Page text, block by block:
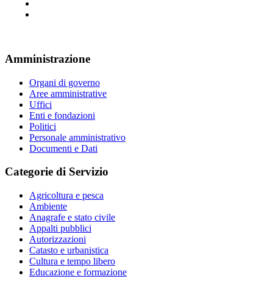
Amministrazione
Organi di governo
Aree amministrative
Uffici
Enti e fondazioni
Politici
Personale amministrativo
Documenti e Dati
Categorie di Servizio
Agricoltura e pesca
Ambiente
Anagrafe e stato civile
Appalti pubblici
Autorizzazioni
Catasto e urbanistica
Cultura e tempo libero
Educazione e formazione